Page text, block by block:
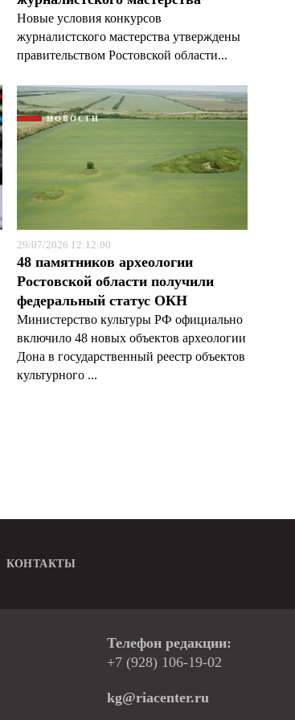
Новые условия конкурсов
журналистского мастерства утверждены
правительством Ростовской области...
НОВОСТИ
29/07/2026 12:12:00
48 памятников археологии
Ростовской области получили
федеральный статус ОКН
Министерство культуры РФ официально
включило 48 новых объектов археологии
Дона в государственный реестр объектов
культурного ...
КОНТАКТЫ
Телефон редакции:
+7 (928) 106-19-02
kg@riacenter.ru